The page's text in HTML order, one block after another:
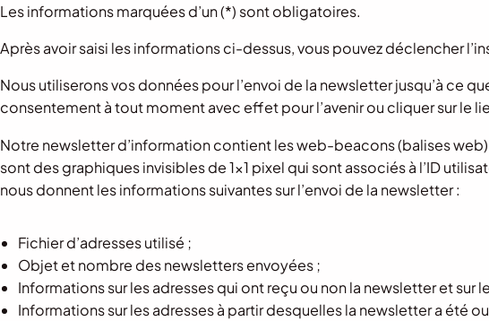
Les informations marquées d’un (*) sont obligatoires.
Après avoir saisi les informations ci-dessus, vous pouvez déclencher
Nous utiliserons vos données pour l’envoi de la newsletter jusqu’à ce
consentement à tout moment avec effet pour l’avenir ou cliquer sur le
Notre newsletter d’information contient les web-beacons (balises
sont des graphiques invisibles de 1×1 pixel qui sont associés à l’ID
nous donnent les informations suivantes sur l’envoi de la newsletter :
Fichier d’adresses utilisé ;
Objet et nombre des newsletters envoyées ;
Informations sur les adresses qui ont reçu ou non la newsletter et sur
Informations sur les adresses à partir desquelles la newsletter a été